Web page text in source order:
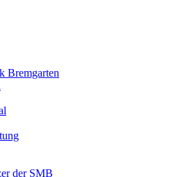
Bremgarten
der SMB